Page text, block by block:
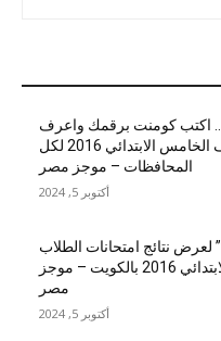
نتيجة خامسة 5 .. اكتب كومنت برقمك واعرف
نتيجة الصف الخامس الابتدائي 2016 لكل
المحافظات – موجز مصر
أكتوبر 5, 2024
موقع “taaleb” لعرض نتائج امتحانات الطلاب
المتوسط والابتدائي 2016 بالكويت – موجز
مصر
أكتوبر 5, 2024